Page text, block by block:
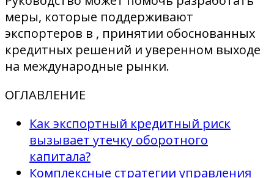
меры, которые поддерживают
экспортеров в , принятии обоснованных
кредитных решений и уверенном выходе
на международные рынки.
ОГЛАВЛЕНИЕ
Как экспортный кредитный риск
вызывает утечку оборотного
капитала?
Комплексные стратегии управления